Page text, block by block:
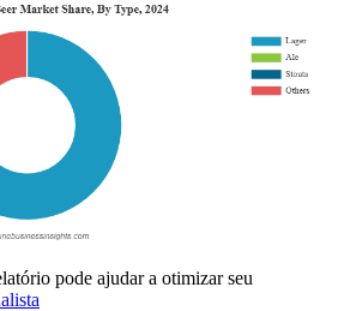
pode ajudar a otimizar seu